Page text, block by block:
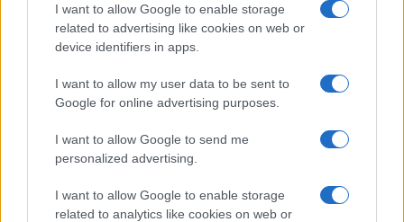
I want to allow Google to enable storage
related to advertising like cookies on web or
device identifiers in apps.
I want to allow my user data to be sent to
Google for online advertising purposes.
I want to allow Google to send me
personalized advertising.
I want to allow Google to enable storage
related to analytics like cookies on web or
Zadnje objavljeno V živo
eno uro nazaj
eno uro nazaj
FOTO: V soboškem mestnem parku podrli več dreves. Preverili smo, zakaj
2 uri nazaj
Tragedija na Hrvaškem: V morju našli mrtvega 24-letnega Slovenca